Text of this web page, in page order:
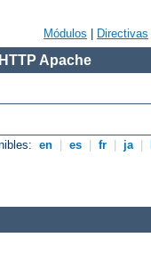
Módulos Directivas
Apache
en es fr ja